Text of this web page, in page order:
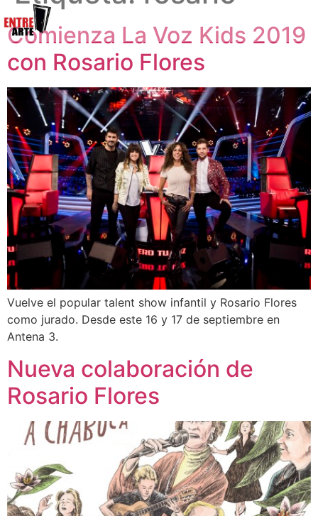
Comienza La Voz Kids 2019
con Rosario Flores
Vuelve el popular talent show infantil y Rosario Flores
como jurado. Desde este 16 y 17 de septiembre en
Antena 3.
Nueva colaboración de
Rosario Flores